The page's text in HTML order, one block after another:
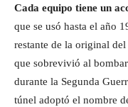
Cada equipo tiene un
que se usó hasta el año
restante de la original
que sobrevivió al
durante la Segunda
túnel adoptó el nombre